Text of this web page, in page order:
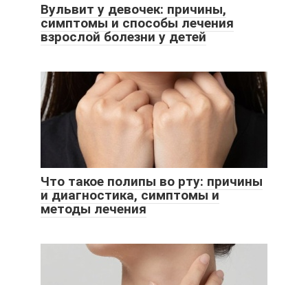
Вульвит у девочек: причины,
симптомы и способы лечения
взрослой болезни у детей
Что такое полипы во рту: причины
и диагностика, симптомы и
методы лечения